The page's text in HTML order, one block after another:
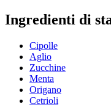
Ingredienti di
Cipolle
Aglio
Zucchine
Menta
Origano
Cetrioli